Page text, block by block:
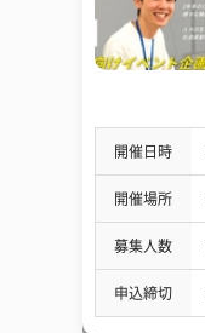
開催日時
開催場所
募集人数
申込締切